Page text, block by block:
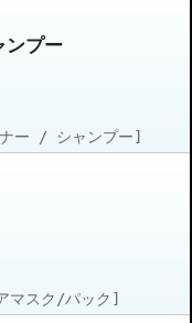
プー
ナー / シャンプー]
マスク/パック]